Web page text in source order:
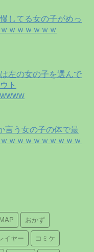
してる女の子がめっ
ｗｗｗｗｗｗ
は左の女の子を選んで
ト
言う女の子の体で最
ｗｗｗｗｗｗｗｗｗ
おかず
イヤー コミケ